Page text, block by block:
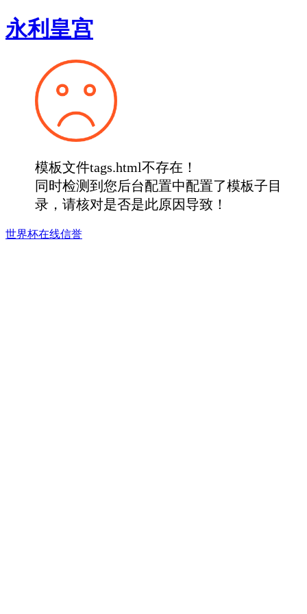
永利皇宫
模板文件tags.html不存在！
同时检测到您后台配置中配置了模板子目
录，请核对是否是此原因导致！
世界杯在线信誉